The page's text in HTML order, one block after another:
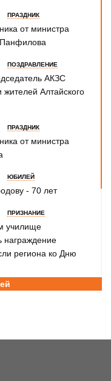
ПРАЗДНИК
от министра
Панфилова
ПОЗДРАВЛЕНИЕ
АКЗС
Алтайского
ПРАЗДНИК
от министра
ЮБИЛЕЙ
- 70 лет
ПРИЗНАНИЕ
училище
награждение
региона ко Дню
СПОРТИВНЫЙ ФЕСТИВАЛЬ
ШАХМАТЫ